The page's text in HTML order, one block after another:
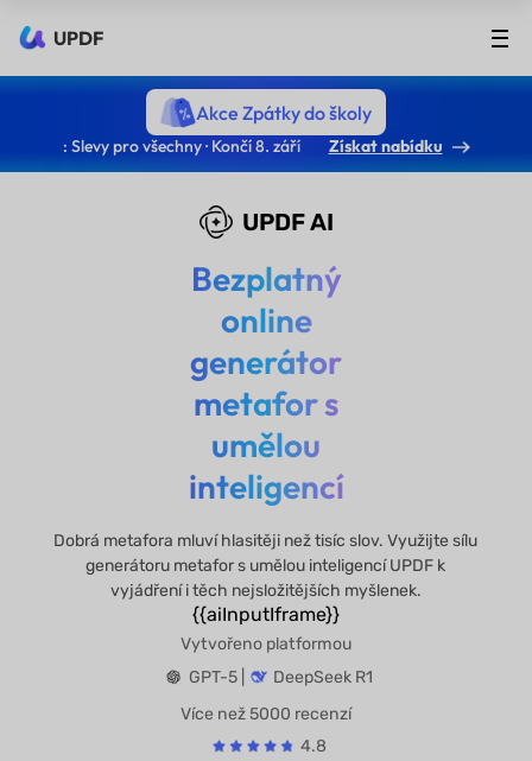
UPDF
Akce Zpátky do školy
: Slevy pro všechny · Končí 8. září Získat nabídku
UPDF AI
Bezplatný
online
generátor
metafor s
umělou
inteligencí
Dobrá metafora mluví hlasitěji než tisíc slov. Využijte sílu
generátoru metafor s umělou inteligencí UPDF k
vyjádření i těch nejsložitějších myšlenek.
{{aiInputIframe}}